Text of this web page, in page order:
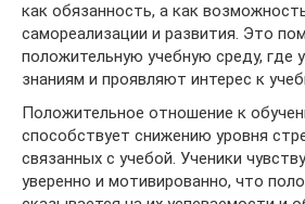
как обязанность, а как
самореализации и развития. Это
положительную учебную среду, где
знаниям и проявляют интерес к
Положительное отношение к
способствует снижению уровня
связанных с учебой. Ученики
уверенно и мотивированно, что